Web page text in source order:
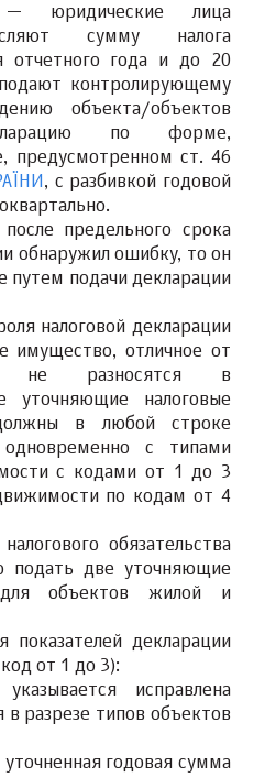
— юридические лица
сумму налога
отчетного года и до 20
контролирующему
объекта/объектов
по форме,
предусмотренном ст. 46
, с разбивкой годовой
предельного срока
обнаружил ошибку, то он
путем подачи декларации
налоговой декларации
имущество, отличное от
не разносятся в
уточняющие налоговые
в любой строке
с типами
с кодами от 1 до 3
по кодам от 4
обязательства
подать две уточняющие
для объектов жилой и
показателей декларации
от 1 до 3):
исправлена
разрезе типов объектов
годовая сумма